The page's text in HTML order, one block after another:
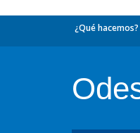
¿Qué hacemos?